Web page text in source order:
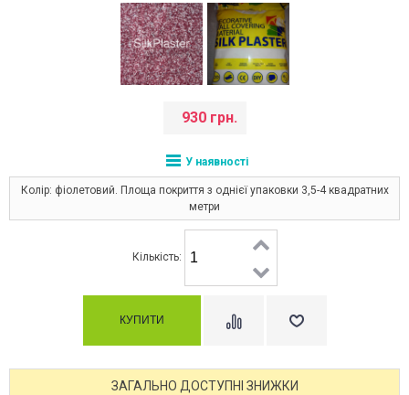
930 грн.
У наявності
Колір: фіолетовий. Площа покриття з однієї упаковки 3,5-4 квадратних
метри
Кількість:
ЗАГАЛЬНО ДОСТУПНІ ЗНИЖКИ